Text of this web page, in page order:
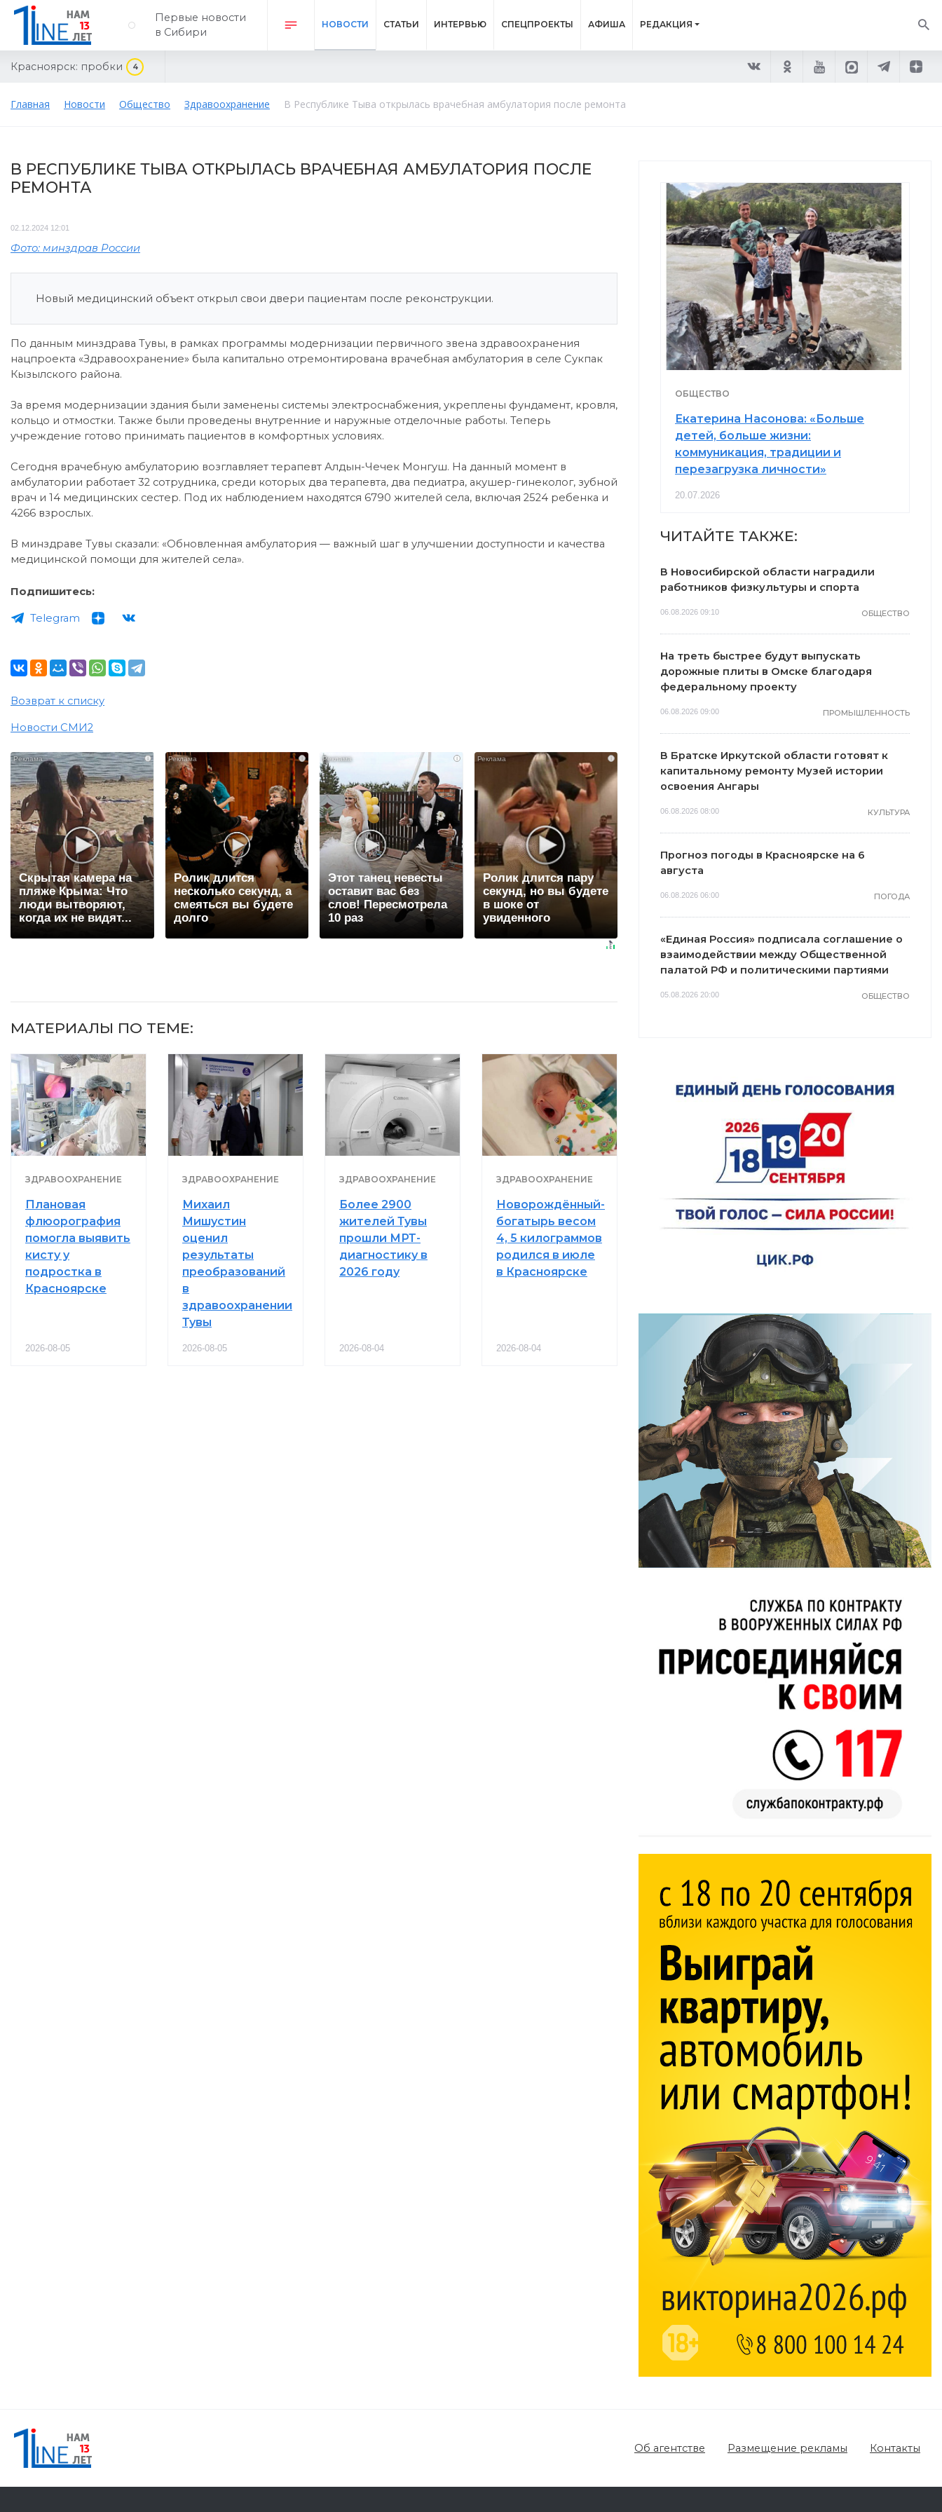
Первые новости
в Сибири
НОВОСТИ СТАТЬИ ИНТЕРВЬЮ СПЕЦПРОЕКТЫ АФИША РЕДАКЦИЯ
Красноярск: пробки 4
Главная Новости Общество Здравоохранение В Республике Тыва открылась врачебная амбулатория после ремонта
В РЕСПУБЛИКЕ ТЫВА ОТКРЫЛАСЬ ВРАЧЕБНАЯ АМБУЛАТОРИЯ ПОСЛЕ
РЕМОНТА
02.12.2024 12:01
Фото: минздрав России
Новый медицинский объект открыл свои двери пациентам после реконструкции.
По данным минздрава Тувы, в рамках программы модернизации первичного звена здравоохранения
нацпроекта «Здравоохранение» была капитально отремонтирована врачебная амбулатория в селе Сукпак
Кызылского района.
За время модернизации здания были заменены системы электроснабжения, укреплены фундамент, кровля,
кольцо и отмостки. Также были проведены внутренние и наружные отделочные работы. Теперь
учреждение готово принимать пациентов в комфортных условиях.
Сегодня врачебную амбулаторию возглавляет терапевт Алдын-Чечек Монгуш. На данный момент в
амбулатории работает 32 сотрудника, среди которых два терапевта, два педиатра, акушер-гинеколог, зубной
врач и 14 медицинских сестер. Под их наблюдением находятся 6790 жителей села, включая 2524 ребенка и
4266 взрослых.
В минздраве Тувы сказали: «Обновленная амбулатория — важный шаг в улучшении доступности и качества
медицинской помощи для жителей села».
Подпишитесь:
Telegram
Возврат к списку
Новости СМИ2
i
Скрытая камера на
пляже Крыма: Что
люди вытворяют,
когда их не видят...
i
Ролик длится
несколько секунд, а
смеяться вы будете
долго
i
Этот танец невесты
оставит вас без
слов! Пересмотрела
10 раз
i
Ролик длится пару
секунд, но вы будете
в шоке от
увиденного
МАТЕРИАЛЫ ПО ТЕМЕ:
ЗДРАВООХРАНЕНИЕ
Плановая
флюорография
помогла выявить
кисту у
подростка в
Красноярске
2026-08-05
ЗДРАВООХРАНЕНИЕ
Михаил
Мишустин
оценил
результаты
преобразований
в
здравоохранении
Тувы
2026-08-05
ЗДРАВООХРАНЕНИЕ
Более 2900
жителей Тувы
прошли МРТ-
диагностику в
2026 году
2026-08-04
ЗДРАВООХРАНЕНИЕ
Новорождённый-
богатырь весом
4, 5 килограммов
родился в июле
в Красноярске
2026-08-04
ОБЩЕСТВО
Екатерина Насонова: «Больше
детей, больше жизни:
коммуникация, традиции и
перезагрузка личности»
20.07.2026
ЧИТАЙТЕ ТАКЖЕ:
В Новосибирской области наградили
работников физкультуры и спорта
06.08.2026 09:10 ОБЩЕСТВО
На треть быстрее будут выпускать
дорожные плиты в Омске благодаря
федеральному проекту
06.08.2026 09:00 ПРОМЫШЛЕННОСТЬ
В Братске Иркутской области готовят к
капитальному ремонту Музей истории
освоения Ангары
06.08.2026 08:00 КУЛЬТУРА
Прогноз погоды в Красноярске на 6
августа
06.08.2026 06:00 ПОГОДА
«Единая Россия» подписала соглашение о
взаимодействии между Общественной
палатой РФ и политическими партиями
05.08.2026 20:00 ОБЩЕСТВО
Об агентстве Размещение рекламы Контакты